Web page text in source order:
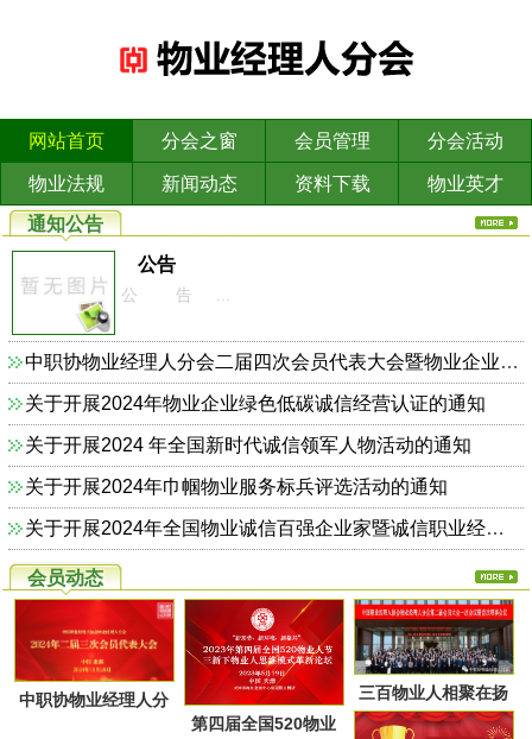
网站首页 分会之窗 会员管理 分会活动
物业法规 新闻动态 资料下载
物业英才
通知公告
公告
公 告 ...
中职协物业经理人分会二届四次会员代表大会暨物业企业依法合规诚信经营主题研讨会的通知
关于开展2024年物业企业绿色低碳诚信经营认证的通知
关于开展2024 年全国新时代诚信领军人物活动的通知
关于开展2024年巾帼物业服务标兵评选活动的通知
关于开展2024年全国物业诚信百强企业家暨诚信职业经理人的通知
会员动态
中职协物业经理人分
第四届全国520物业
三百物业人相聚在扬
州又一次共同点燃起